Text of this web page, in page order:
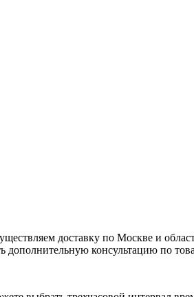
доставку по Москве и
дополнительную консультацию по